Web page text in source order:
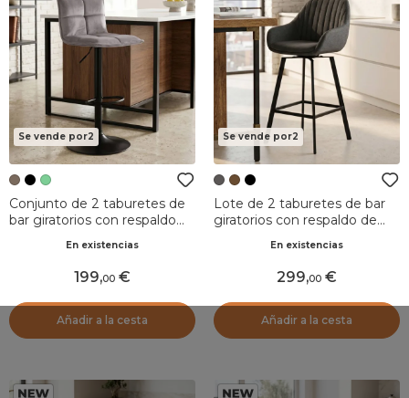
Se vende por2
Conjunto de 2 taburetes de
bar giratorios con respaldo
de 63 a 84 cm) Carly Taupe
En existencias
199,00
Añadir a la cesta
Se vende por2
Lote de 2 taburetes de bar
giratorios con respaldo de
En existencias
299,00
Añadir a la cesta